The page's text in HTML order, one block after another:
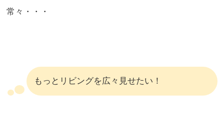
常々・・・
もっとリビングを広々見せたい！